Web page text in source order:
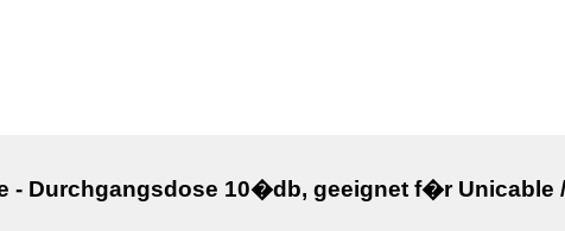
- Durchgangsdose 10�db, geeignet f�r